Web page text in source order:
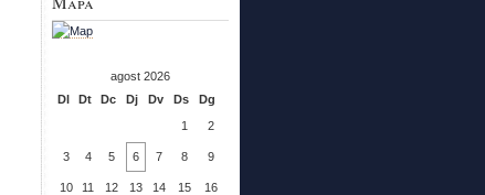
agost 2026
Dl
Dt Dc Dj Dv Ds
Dg
1
2
3 4 5 6 7 8 9
10 11 12 13 14 15 16